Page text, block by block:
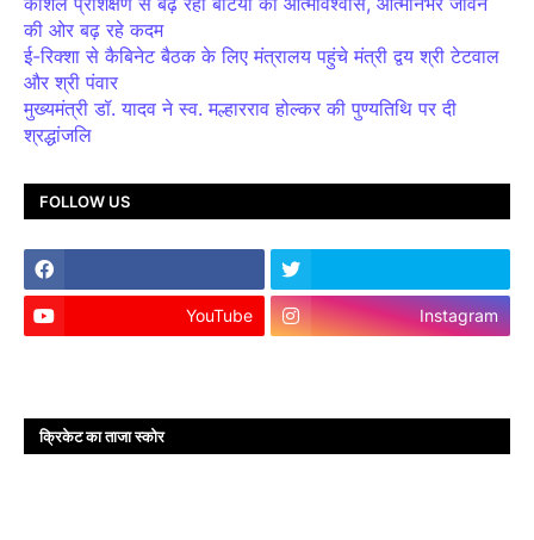
की ओर बढ़ रहे कदम
ई-रिक्शा से कैबिनेट बैठक के लिए मंत्रालय पहुंचे मंत्री द्वय श्री टेटवाल
और श्री पंवार
मुख्यमंत्री डॉ. यादव ने स्व. मल्हारराव होल्कर की पुण्यतिथि पर दी
श्रद्धांजलि
FOLLOW US
YouTube Instagram
क्रिकेट का ताजा स्कोर